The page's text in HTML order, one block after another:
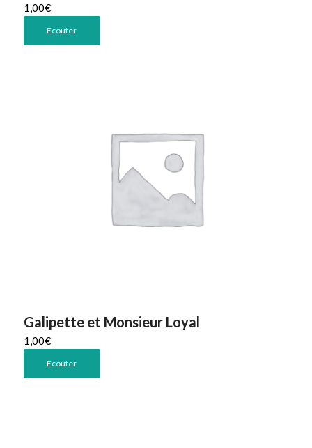
1,00€
Ecouter
Galipette et Monsieur Loyal
1,00€
Ecouter